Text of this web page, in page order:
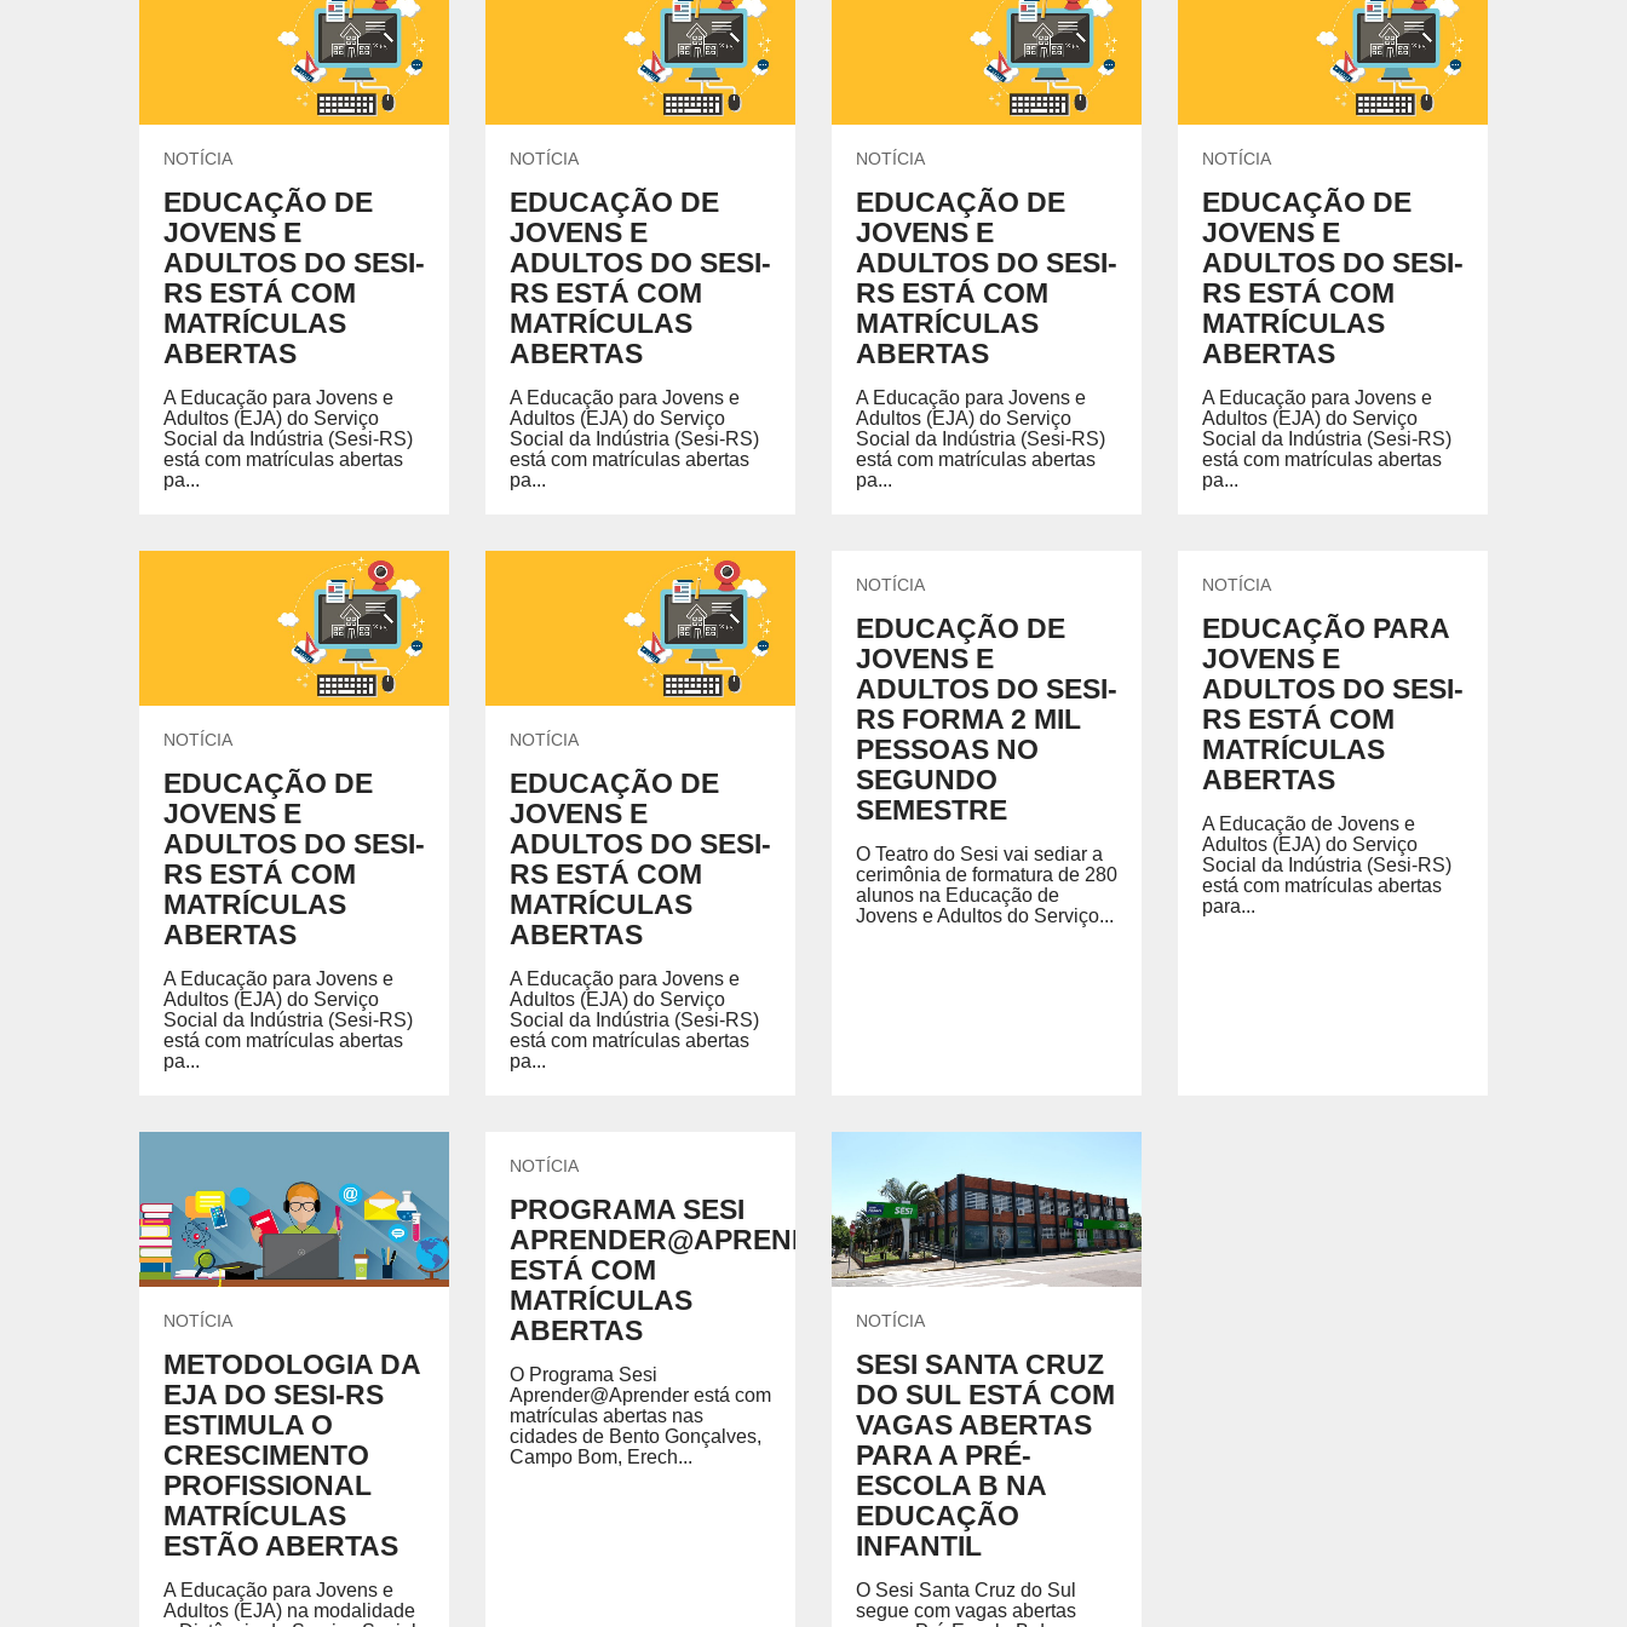
Locação de Espaços
Treinamentos em NR
Locação de Espaços
MAIS SOBRE A SAÚDE
SESIMAX Saúde
ENSINO MÉDIO
Um lugar onde os alunos são instigados a valorizar o
conhecimento para garantir mais oportunidades na
vida profissional.
INSTITUTO SESI DE FORMAÇÃO DE
PROFESSORES
Um espaço pensado para potencializar a gestão e
análise de dados, tecnologia e aprendizagem ativa.
AMBIENTE MOODLE EJA
Ambiente Moodle EJA
AMBIENTE DE APRENDIZAGEM LMS
Ambiente de Aprendizagem LMS
PORTAL DO ALUNO EJA E ENSINO MÉDIO
UNIDADES DO SESI
Encontre nossas unidades. CENTRAL DO CREDENCIADO LEGADO DAS ENCHENTES DE 2024
NOTÍCIA
EDUCAÇÃO DE
JOVENS E
ADULTOS DO SESI-
RS ESTÁ COM
MATRÍCULAS
ABERTAS
A Educação para Jovens e
Adultos (EJA) do Serviço
Social da Indústria (Sesi-RS)
está com matrículas abertas
pa...
NOTÍCIA
EDUCAÇÃO DE
JOVENS E
ADULTOS DO SESI-
RS ESTÁ COM
MATRÍCULAS
ABERTAS
A Educação para Jovens e
Adultos (EJA) do Serviço
Social da Indústria (Sesi-RS)
está com matrículas abertas
pa...
NOTÍCIA
EDUCAÇÃO DE
JOVENS E
ADULTOS DO SESI-
RS ESTÁ COM
MATRÍCULAS
ABERTAS
A Educação para Jovens e
Adultos (EJA) do Serviço
Social da Indústria (Sesi-RS)
está com matrículas abertas
pa...
NOTÍCIA
EDUCAÇÃO DE
JOVENS E
ADULTOS DO SESI-
RS ESTÁ COM
MATRÍCULAS
ABERTAS
A Educação para Jovens e
Adultos (EJA) do Serviço
Social da Indústria (Sesi-RS)
está com matrículas abertas
pa...
NOTÍCIA
EDUCAÇÃO DE
JOVENS E
ADULTOS DO SESI-
RS ESTÁ COM
MATRÍCULAS
ABERTAS
A Educação para Jovens e
Adultos (EJA) do Serviço
Social da Indústria (Sesi-RS)
está com matrículas abertas
pa...
NOTÍCIA
EDUCAÇÃO DE
JOVENS E
ADULTOS DO SESI-
RS ESTÁ COM
MATRÍCULAS
ABERTAS
A Educação para Jovens e
Adultos (EJA) do Serviço
Social da Indústria (Sesi-RS)
está com matrículas abertas
pa...
NOTÍCIA
EDUCAÇÃO DE
JOVENS E
ADULTOS DO SESI-
RS FORMA 2 MIL
PESSOAS NO
SEGUNDO
SEMESTRE
O Teatro do Sesi vai sediar a
cerimônia de formatura de 280
alunos na Educação de
Jovens e Adultos do Serviço...
NOTÍCIA
EDUCAÇÃO PARA
JOVENS E
ADULTOS DO SESI-
RS ESTÁ COM
MATRÍCULAS
ABERTAS
A Educação de Jovens e
Adultos (EJA) do Serviço
Social da Indústria (Sesi-RS)
está com matrículas abertas
para...
NOTÍCIA
METODOLOGIA DA
EJA DO SESI-RS
ESTIMULA O
CRESCIMENTO
PROFISSIONAL
MATRÍCULAS
ESTÃO ABERTAS
A Educação para Jovens e
Adultos (EJA) na modalidade
NOTÍCIA
PROGRAMA SESI
APRENDER@APRENDER
ESTÁ COM
MATRÍCULAS
ABERTAS
O Programa Sesi
Aprender@Aprender está com
matrículas abertas nas
cidades de Bento Gonçalves,
Campo Bom, Erech...
NOTÍCIA
SESI SANTA CRUZ
DO SUL ESTÁ COM
VAGAS ABERTAS
PARA A PRÉ-
ESCOLA B NA
EDUCAÇÃO
INFANTIL
O Sesi Santa Cruz do Sul
segue com vagas abertas